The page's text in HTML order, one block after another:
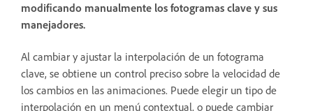
modificando manualmente los fotogramas clave y sus
manejadores.
Al cambiar y ajustar la interpolación de un fotograma
clave, se obtiene un control preciso sobre la velocidad de
los cambios en las animaciones. Puede elegir un tipo de
interpolación en un menú contextual, o puede cambiar